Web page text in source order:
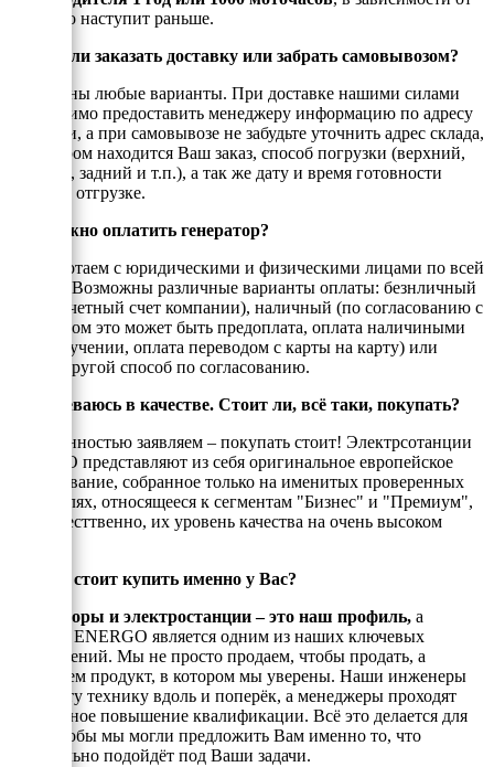
того, что наступит раньше.
Можно ли заказать доставку или забрать самовывозом?
Возможны любые варианты. При доставке нашими силами
необходимо предоставить менеджеру информацию по адресу
доставки, а при самовывозе не забудьте уточнить адрес склада,
на котором находится Ваш заказ, способ погрузки (верхний,
боковой, задний и т.п.), а так же дату и время готовности
товара к отгрузке.
Как можно оплатить генератор?
Мы работаем с юридическими и физическими лицами по всей
России. Возможны различные варианты оплаты: безнличный
(на рассчетный счет компании), наличный (по согласованию с
енеджером это может быть предоплата, оплата наличиными
при получении, оплата переводом с карты на карту) или
любой другой способ по согласованию.
Я сомневаюсь в качестве. Стоит ли, всё таки, покупать?
С уверенностью заявляем – покупать стоит! Электрсотанции
ЭНЕРГО представляют из себя оригинальное европейское
оборудование, собранное только на именитых проверенных
двигателях, относящееся к сегментам "Бизнес" и "Премиум",
а, ссотвесттвенно, их уровень качества на очень высоком
Почему стоит купить именно у Вас?
Генераторы и электростанции – это наш профиль, а
техника ENERGO является одним из наших ключевых
направлений. Мы не просто продаем, чтобы продать, а
реализуем продукт, в котором мы уверены. Наши инженеры
знают эту технику вдоль и поперёк, а менеджеры проходят
постоянное повышение квалификации. Всё это делается для
того, чтобы мы могли предложить Вам именно то, что
оптимально подойдёт под Ваши задачи.